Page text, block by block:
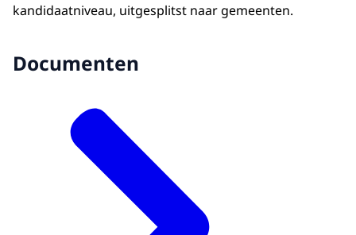
kandidaatniveau, uitgesplitst naar gemeenten.
Documenten